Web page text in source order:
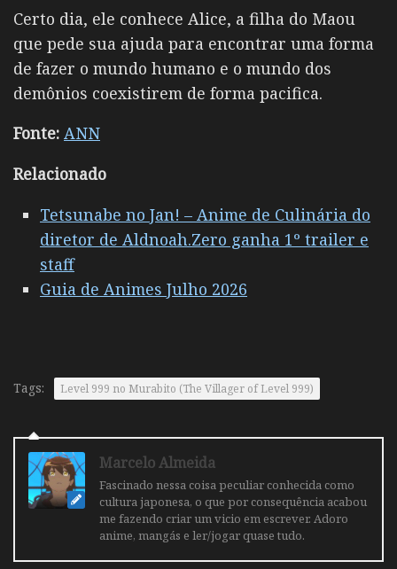
Certo dia, ele conhece Alice, a filha do Maou
que pede sua ajuda para encontrar uma forma
de fazer o mundo humano e o mundo dos
demônios coexistirem de forma pacifica.
Fonte: ANN
Relacionado
Tetsunabe no Jan! – Anime de Culinária do
diretor de Aldnoah.Zero ganha 1º trailer e
staff
Guia de Animes Julho 2026
Tags: Level 999 no Murabito (The Villager of Level 999)
Marcelo Almeida
Fascinado nessa coisa peculiar conhecida como
cultura japonesa, o que por consequência acabou
me fazendo criar um vicio em escrever. Adoro
anime, mangás e ler/jogar quase tudo.